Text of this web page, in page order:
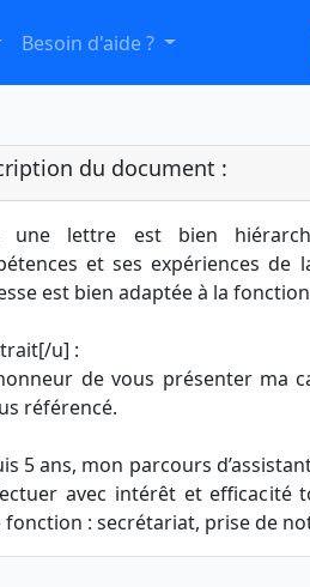
Besoin d'aide ?
du document :
une lettre est bien
et ses expériences de
est bien adaptée à la
u] :
de vous présenter
référencé.
5 ans, mon parcours
avec intérêt et efficacité
fonction : secrétariat, prise de